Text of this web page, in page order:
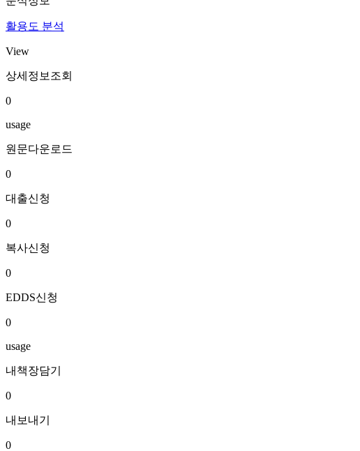
활용도 분석
View
상세정보조회
0
usage
원문다운로드
0
대출신청
0
복사신청
0
EDDS신청
0
usage
내책장담기
0
내보내기
0